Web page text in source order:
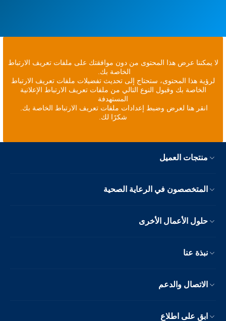
لا يمكننا عرض هذا المحتوى من دون موافقتك على ملفات تعريف الارتباط
الخاصة بك.
لرؤية هذا المحتوى، ستحتاج إلى تحديث تفضيلات ملفات تعريف الارتباط
الخاصة بك وقبول النوع التالي من ملفات تعريف الارتباط الإعلانية
المستهدفة
انقر هنا لعرض وضبط إعدادات ملفات تعريف الارتباط الخاصة بك.
شكرًا لك.
منتجات العميل
المتخصصون في الرعاية الصحية
حلول الأعمال الأخرى
نبذة عنا
الاتصال والدعم
ابق على اطلاع